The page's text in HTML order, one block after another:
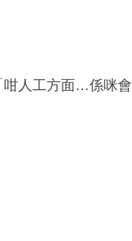
咁人工方面…係咪會